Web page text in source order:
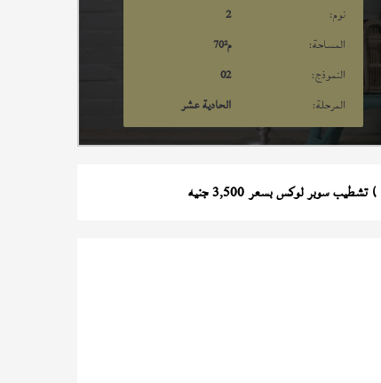
نوم:
2
المساحة:
70م²
النموذج:
02
المرحلة:
الحادية عشر
) تشطيب سوبر لوكس بسعر 3,500 جنيه